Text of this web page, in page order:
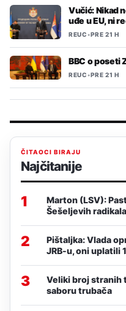
Vučić: Nikad
uđe u EU, ni
REUC•PRE 21 H
BBC o poseti
REUC•PRE 21 H
ČITAOCI BIRAJU
Najčitanije
1
Marton (LSV):
Šešeljevih radikala
2
Pištaljka: Vlada
JRB-u, oni uplatili
3
Veliki broj stranih
saboru trubača